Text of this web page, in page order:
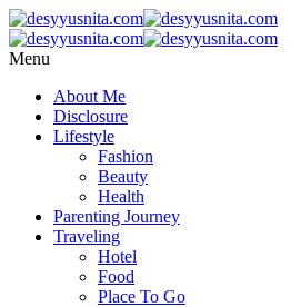
Menu
About Me
Disclosure
Lifestyle
Fashion
Beauty
Health
Parenting Journey
Traveling
Hotel
Food
Place To Go